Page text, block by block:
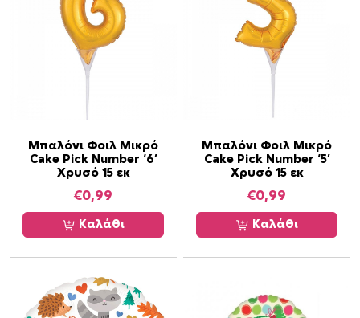
Μπαλόνι Φοιλ Μικρό
Cake Pick Number ‘6’
Χρυσό 15 εκ
€0,99
Καλάθι
Μπαλόνι Φοιλ Μικρό
Cake Pick Number ‘5’
Χρυσό 15 εκ
€0,99
Καλάθι